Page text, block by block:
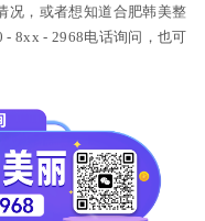
况，或者想知道合肥韩美整
8xx - 2968电话询问，也可